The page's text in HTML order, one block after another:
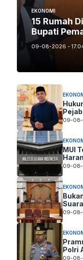
EKONOMI
15 Rumah
Bupati
09-08-2026 -
09-08-
MUI
09-08-
09-08-
Polri
09-